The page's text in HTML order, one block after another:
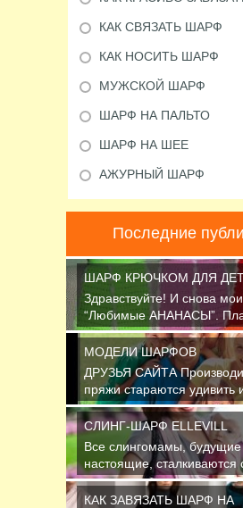
КАК СВЯЗАТЬ ШАРФ
КАК НОСИТЬ ШАРФ
МУЖСКОЙ ШАРФ
ШАРФ НА ПАЛЬТО
ШАРФ НА ШЕЕ
АЖУРНЫЙ ШАРФ
Последние
ШАРФ КРЮЧКОМ ДЛЯ
Здравствуйте! И снова мои
“Любимые АНАНАСЫ”.
связано крючком 1.75...
МОДЕЛИ ШАРФОВ
ДРУЗЬЯ САЙТА
пряжи стараются удивить
облегчить труд
СЛИНГ-ШАРФ ELLEVILL
Все слингомамы, будущие
настоящие, сталкиваются
проблемой выбора
КАК ЗАВЯЗАТЬ ШАРФ НА